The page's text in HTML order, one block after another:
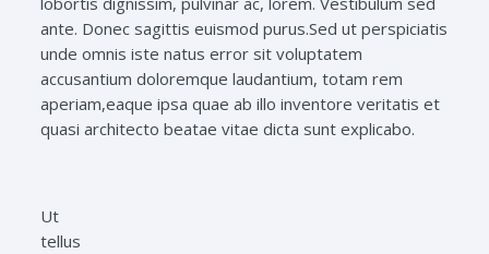
ante. Donec sagittis euismod purus.Sed ut perspiciatis
unde omnis iste natus error sit voluptatem
accusantium doloremque laudantium, totam rem
aperiam,eaque ipsa quae ab illo inventore veritatis et
quasi architecto beatae vitae dicta sunt explicabo.
Ut
tellus